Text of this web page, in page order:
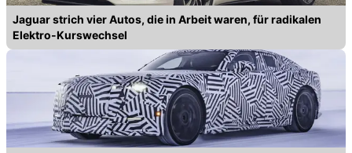
Jaguar strich vier Autos, die in Arbeit waren, für radikalen
Elektro-Kurswechsel